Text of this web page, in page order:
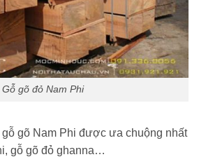
Gỗ gõ đỏ Nam Phi
gõ Nam Phi được ưa chuộng nhất
gỗ gõ đỏ ghanna…